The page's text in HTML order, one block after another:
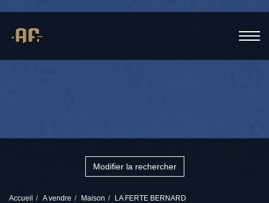
Modifier la rechercher
Accueil A vendre Maison LA FERTE BERNARD